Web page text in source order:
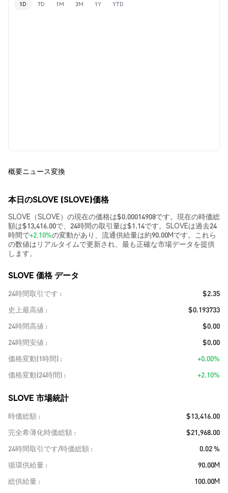
1D 7D 1M 3M 1Y YTD
概要ニュース変換
本日のSLOVE (SLOVE)価格
SLOVE（SLOVE）の現在の価格は$0.00014908です。現在の時価総
額は$13,416.00で、24時間の取引量は$1.14です。SLOVEは過去24
時間で+2.10%の変動があり、流通供給量は約90.00Mです。これら
の数値はリアルタイムで更新され、最も正確な市場データを提供
します。
SLOVE 価格 データ
24時間取引です
$2.35
史上最高値
$0.193733
24時間高値
$0.00
24時間安値
$0.00
価格変動(1時間)
+0.00%
価格変動(24時間)
+2.10%
SLOVE 市場統計
時価総額
$13,416.00
完全希薄化時価総額
$21,968.00
24時間取引です/時価総額
0.02 %
循環供給量
90.00M
総供給量
100.00M